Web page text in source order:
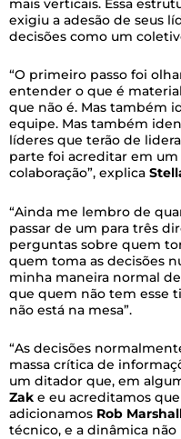
exigiu a adesão de seus
decisões como um
“O primeiro passo foi
entender o que é
que não é. Mas também
equipe. Mas também
líderes que terão de
parte foi acreditar em
colaboração”, explica
“Ainda me lembro de
passar de um para três
perguntas sobre quem
quem toma as decisões
minha maneira normal
que quem não tem esse
não está na mesa”.
“As decisões
massa crítica de
um ditador que, em
Zak e eu acreditamos
adicionamos Rob
técnico, e a dinâmica não